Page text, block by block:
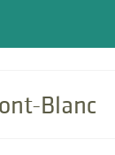
Blanc